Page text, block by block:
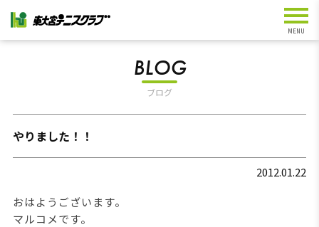
BLOG
ブログ
やりました！！
2012.01.22
おはようございます。
マルコメです。